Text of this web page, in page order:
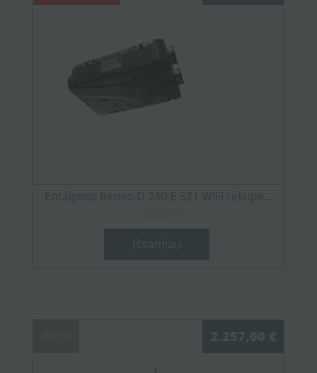
Entalpinis Reneo D 240-E S21 WIFI rekupe...
Išsamiau
2.257,00 €